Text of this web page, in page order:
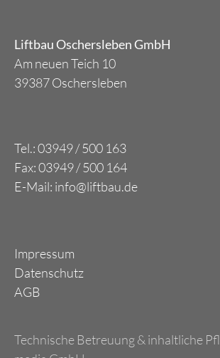
Liftbau Oschersleben GmbH
Am neuen Teich 10
39387 Oschersleben
Tel.: 03949 / 500 163
Fax: 03949 / 500 164
E-Mail: info@liftbau.de
Impressum
Datenschutz
AGB
Technische Betreuung & inhaltliche